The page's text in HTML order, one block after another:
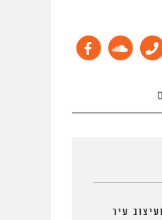
פענוח ועיצוב עיר